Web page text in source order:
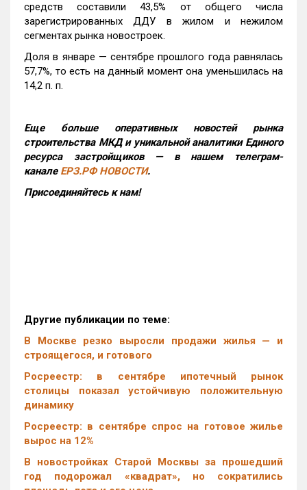
средств составили 43,5% от общего числа
зарегистрированных ДДУ в жилом и нежилом
сегментах рынка новостроек.
Доля в январе — сентябре прошлого года равнялась
57,7%, то есть на данный момент она уменьшилась на
14,2 п. п.
Еще больше оперативных новостей рынка
строительства МКД и уникальной аналитики Единого
ресурса застройщиков — в нашем телеграм-
канале ЕРЗ.РФ НОВОСТИ.
Присоединяйтесь к нам!
Другие публикации по теме:
В Москве резко выросли продажи жилья — и
строящегося, и готового
Росреестр: в сентябре ипотечный рынок
столицы показал устойчивую положительную
динамику
Росреестр: в сентябре спрос на готовое жилье
вырос на 12%
В новостройках Старой Москвы за прошедший
год подорожал «квадрат», но сократились